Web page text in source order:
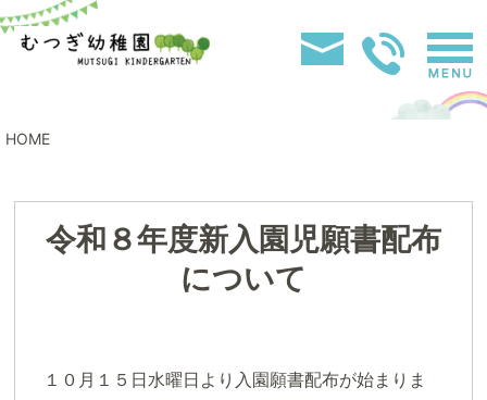
HOME
令和８年度新入園児願書配布
について
１０月１５日水曜日より入園願書配布が始まりま